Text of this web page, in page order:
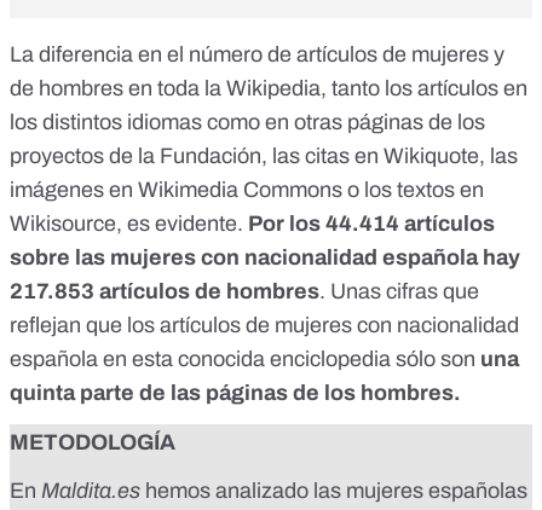
La diferencia en el número de artículos de mujeres y
de hombres en toda la Wikipedia, tanto los artículos en
los distintos idiomas como en otras páginas de los
proyectos de la Fundación, las citas en Wikiquote, las
imágenes en Wikimedia Commons o los textos en
Wikisource, es evidente. Por los 44.414 artículos
sobre las mujeres con nacionalidad española hay
217.853 artículos de hombres. Unas cifras que
reflejan que los artículos de mujeres con nacionalidad
española en esta conocida enciclopedia sólo son una
quinta parte de las páginas de los hombres.
METODOLOGÍA
En Maldita.es hemos analizado las mujeres españolas